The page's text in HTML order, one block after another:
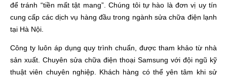
để tránh “tiền mất tật mang”. Chúng tôi tự hào là đơn vị uy tín
cung cấp các dịch vụ hàng đầu trong ngành sửa chữa điện lạnh
tại Hà Nội.
Công ty luôn áp dụng quy trình chuẩn, được tham khảo từ nhà
sản xuất. Chuyên sửa chữa điện thoại Samsung với đội ngũ kỹ
thuật viên chuyên nghiệp. Khách hàng có thể yên tâm khi sử